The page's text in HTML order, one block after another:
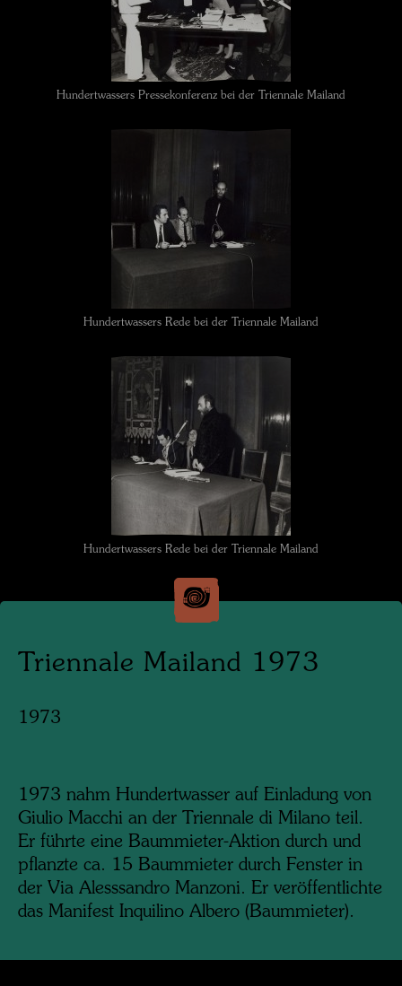
Hundertwassers Pressekonferenz bei der Triennale Mailand
Hundertwassers Rede bei der Triennale Mailand
Hundertwassers Rede bei der Triennale Mailand
Triennale Mailand 1973
1973
1973 nahm Hundertwasser auf Einladung von
Giulio Macchi an der Triennale di Milano teil.
Er führte eine Baummieter-Aktion durch und
pflanzte ca. 15 Baummieter durch Fenster in
der Via Alesssandro Manzoni. Er veröffentlichte
das Manifest Inquilino Albero (Baummieter).